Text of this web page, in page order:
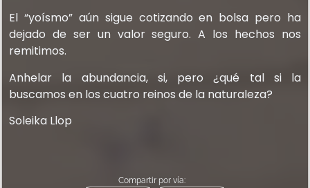
El “yoísmo” aún sigue cotizando en bolsa pero ha
dejado de ser un valor seguro. A los hechos nos
remitimos.
Anhelar la abundancia, si, pero ¿qué tal si la
buscamos en los cuatro reinos de la naturaleza?
Soleika Llop
Compartir por vía: